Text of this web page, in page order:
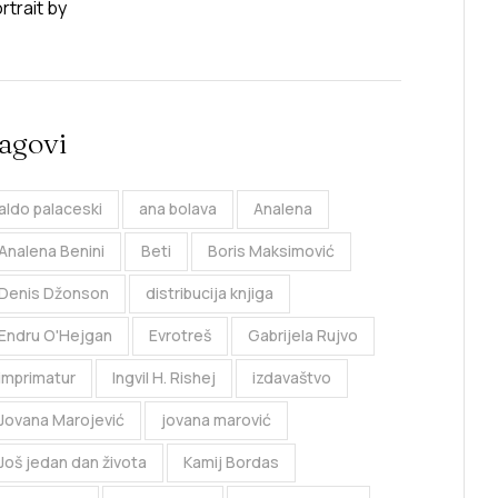
palaceski ana bolava
Analena
Benini
Beti
Boris Maksimović
Džonson
distribucija knjiga
O'Hejgan
Evrotreš
Gabrijela Rujvo
Ingvil H. Rishej
izdavaštvo
Marojević
jovana marović
jedan dan života
Kamij Bordas